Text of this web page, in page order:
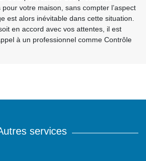
pour votre maison, sans compter l’aspect
est alors inévitable dans cette situation.
en accord avec vos attentes, il est
à un professionnel comme Contrôle
services